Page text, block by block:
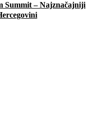
Summit – Najznačajniji